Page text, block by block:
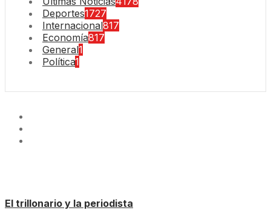
Deportes1727
Internacional817
Economía817
General1
Política1
El trillonario y la periodista